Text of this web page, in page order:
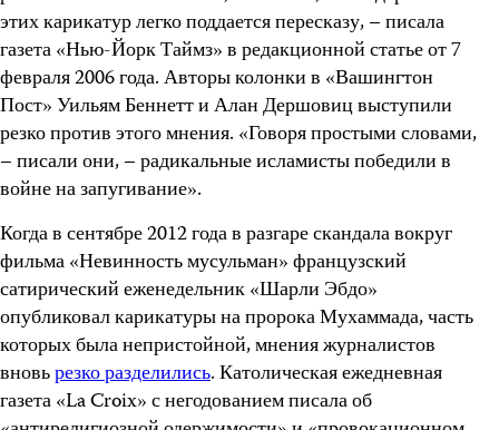
этих карикатур легко поддается пересказу, – писала
газета «Нью-Йорк Таймз» в редакционной статье от 7
февраля 2006 года. Авторы колонки в «Вашингтон
Пост» Уильям Беннетт и Алан Дершовиц выступили
резко против этого мнения. «Говоря простыми словами,
– писали они, – радикальные исламисты победили в
войне на запугивание».
Когда в сентябре 2012 года в разгаре скандала вокруг
фильма «Невинность мусульман» французский
сатирический еженедельник «Шарли Эбдо»
опубликовал карикатуры на пророка Мухаммада, часть
которых была непристойной, мнения журналистов
вновьрезко разделились. Католическая ежедневная
газета «La Croix» с негодованием писала об